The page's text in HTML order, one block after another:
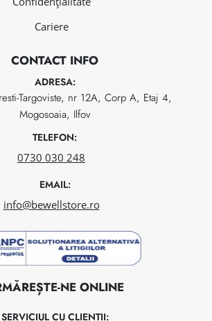
Cariere
CONTACT INFO
ADRESA:
Targoviste, nr 12A, Corp A, Etaj 4,
Mogosoaia, Ilfov
TELEFON:
0730 030 248
EMAIL:
info@bewellstore.ro
NE ONLINE
SERVICIUL CU CLIENȚII: